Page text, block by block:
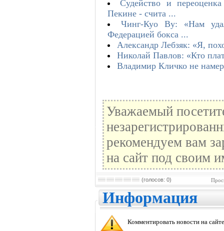
Судейство и
Пекине - счита ...
Чинг-Куо Ву: «Нам
Федерацией бокса ...
Александр Лебзяк: «Я,
Николай Павлов: «Кто
Владимир Кличко не
Уважаемый
рекомендуем вам
на сайт под своим
(голосов: 0)
Информация
Комментировать новости на